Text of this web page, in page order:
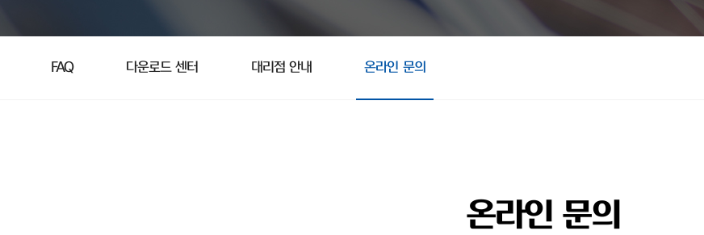
FAQ 다운로드 센터 대리점 안내 온라인 문의
온라인 문의